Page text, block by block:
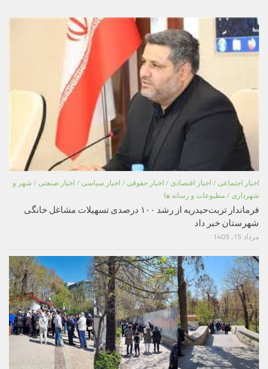
اخبار اجتماعی / اخبار اقتصادی / اخبار حقوقی / اخبار سیاسی / اخبار صنعتی / شهر و
شهرداری / مطبوعات و رسانه ها
فرماندار تربت‌حیدریه از رشد ۱۰۰ درصدی تسهیلات مشاغل خانگی
شهرستان خبر داد
مرداد 15, 1405